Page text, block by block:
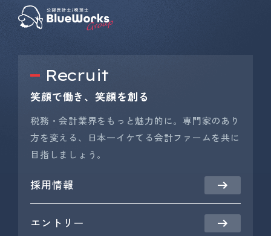
Recruit
笑顔で働き、笑顔を創る
税務・会計業界をもっと魅力的に。専門家のあり
方を変える、日本一イケてる会計ファームを共に
目指しましょう。
採用情報
エントリー